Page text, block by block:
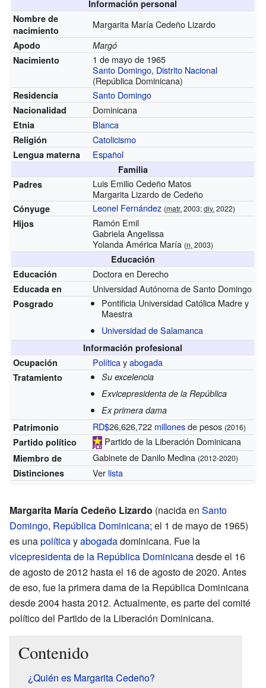
Información personal
Nombre de
nacimiento
Margarita María Cedeño Lizardo
Apodo
Margó
Nacimiento
1 de mayo de 1965
Santo Domingo, Distrito Nacional
(República Dominicana)
Residencia Santo Domingo
Nacionalidad Dominicana
Etnia Blanca
Religión Catolicismo
Lengua materna Español
Familia
Padres
Luis Emilio Cedeño Matos
Margarita Lizardo de Cedeño
Cónyuge Leonel Fernández (matr. 2003;div. 2022)
Hijos
Ramón Emil
Gabriela Angelissa
Yolanda América María (n. 2003)
Educación
Educación
Doctora en Derecho
Educada en Universidad Autónoma de Santo Domingo
Posgrado
Pontificia Universidad Católica Madre y
Maestra
Universidad de Salamanca
Información profesional
Ocupación
Políticayabogada
Tratamiento
Su excelencia
Exvicepresidenta de la República
Ex primera dama
Patrimonio
RD$26,626,722 millonesde pesos (2016)
Partido político Partido de la Liberación Dominicana
Miembro de Gabinete de Danilo Medina (2012-2020)
Distinciones Ver lista
Margarita María Cedeño Lizardo (nacida en Santo
Domingo, República Dominicana; el 1 de mayo de 1965)
es unapolíticayabogadadominicana. Fue la
vicepresidenta de la República Dominicanadesde el 16
de agosto de 2012 hasta el 16 de agosto de 2020. Antes
de eso, fue la primera dama de la República Dominicana
desde 2004 hasta 2012. Actualmente, es parte del comité
político del Partido de la Liberación Dominicana.
Contenido
¿Quién es Margarita Cedeño?